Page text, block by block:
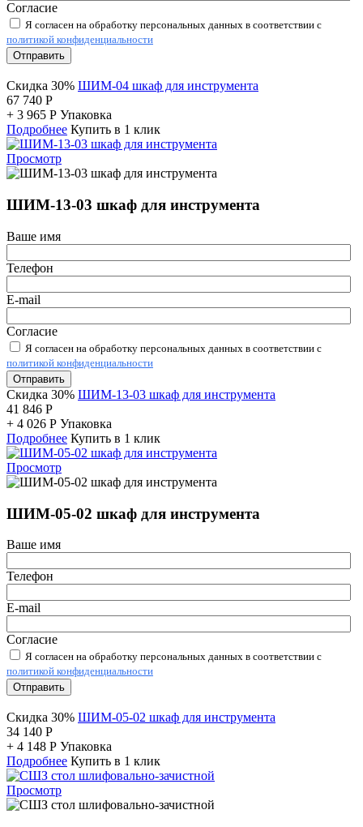
Согласие
Я согласен на обработку персональных данных в соответствии с
политикой конфиденциальности
Отправить
Скидка 30% ШИМ-04 шкаф для инструмента
67 740 Р
+ 3 965 Р Упаковка
Подробнее Купить в 1 клик
Просмотр
ШИМ-13-03 шкаф для инструмента
Ваше имя
Телефон
E-mail
Согласие
Я согласен на обработку персональных данных в соответствии с
политикой конфиденциальности
Отправить
Скидка 30% ШИМ-13-03 шкаф для инструмента
41 846 Р
+ 4 026 Р Упаковка
Подробнее Купить в 1 клик
Просмотр
ШИМ-05-02 шкаф для инструмента
Ваше имя
Телефон
E-mail
Согласие
Я согласен на обработку персональных данных в соответствии с
политикой конфиденциальности
Отправить
Скидка 30% ШИМ-05-02 шкаф для инструмента
34 140 Р
+ 4 148 Р Упаковка
Подробнее Купить в 1 клик
Просмотр